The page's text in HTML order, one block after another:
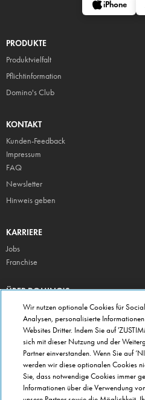
iPhone
PRODUKTE
Produktvielfalt
Pflichtinformation
Domino's Club
KONTAKT
Kunden-Feedback
Impressum
FAQ
Newsletter
Hinweis geben
KARRIERE
Jobs
Franchise
ÜBER DOMINO'S
Storesuche
Presse
Domino's App
Unternehmen
Geschenkgutscheine
Cookie Einstellungen
Wir nutzen optionale Cookies für
Analysen, personalisierte
Websites Dritter. Indem Sie auf
sich mit dieser Nutzung und der
Partner einverstanden. Wenn Sie auf
werden wir diese optionalen Cookies
Sie, dass notwendige Cookies immer
Informationen über die Verwendung